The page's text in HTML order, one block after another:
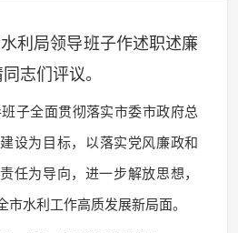
利局领导班子作述职述廉
志们评议。
子全面贯彻落实市委市政府总
设为目标，以落实党风廉政和
任为导向，进一步解放思想，
市水利工作高质发展新局面。